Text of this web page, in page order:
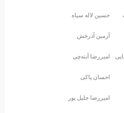
حسین لاله سیاه
آرمین آذرخش
امیررضا آبته‌چی
احسان پاکی
امیررضا جلیل پور